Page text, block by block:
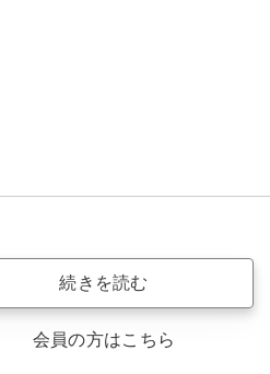
続きを読む
会員の方はこちら